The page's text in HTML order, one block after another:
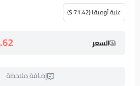
علبة أوميقا (71.42 $)
السعر $
إضافة ملاحظة